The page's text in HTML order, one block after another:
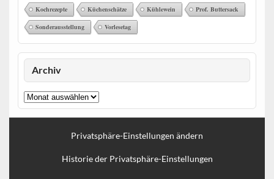
Kochrezepte Küchenschätze Kühlewein Prof. Buttersack
Sonderausstellung Vorlesetag
Archiv
Archiv
Privatsphäre-Einstellungen ändern
Historie der Privatsphäre-Einstellungen